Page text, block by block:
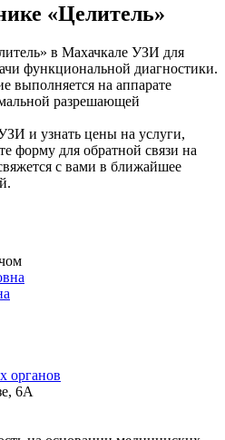
«Целитель»
в Махачкале УЗИ для
функциональной диагностики.
выполняется на аппарате
разрешающей
и узнать цены на услуги,
форму для обратной связи на
с вами в ближайшее
органов
6А